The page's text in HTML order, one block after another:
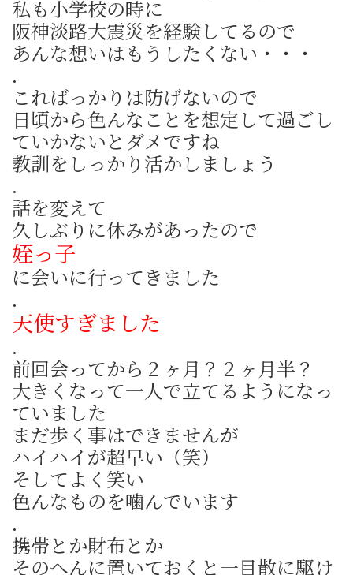
私も小学校の時に
阪神淡路大震災を経験してるので
あんな想いはもうしたくない・・・
.
こればっかりは防げないので
日頃から色んなことを想定して過ごし
ていかないとダメですね
教訓をしっかり活かしましょう
.
話を変えて
久しぶりに休みがあったので
姪っ子
に会いに行ってきました
.
天使すぎました
.
前回会ってから２ヶ月？２ヶ月半？
大きくなって一人で立てるようになっ
ていました
まだ歩く事はできませんが
ハイハイが超早い（笑）
そしてよく笑い
色んなものを噛んでいます
.
携帯とか財布とか
そのへんに置いておくと一目散に駆け